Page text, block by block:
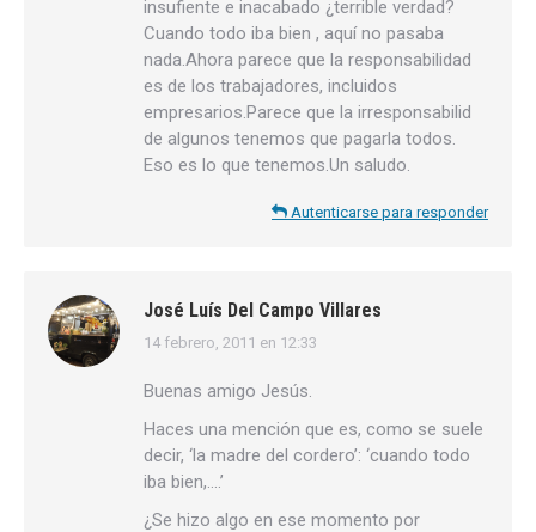
insufiente e inacabado ¿terrible verdad?
Cuando todo iba bien , aquí no pasaba
nada.Ahora parece que la responsabilidad
es de los trabajadores, incluidos
empresarios.Parece que la irresponsabilid
de algunos tenemos que pagarla todos.
Eso es lo que tenemos.Un saludo.
Autenticarse para responder
José Luís Del Campo Villares
dice:
14 febrero, 2011 en 12:33
Buenas amigo Jesús.
Haces una mención que es, como se suele
decir, ‘la madre del cordero’: ‘cuando todo
iba bien,….’
¿Se hizo algo en ese momento por